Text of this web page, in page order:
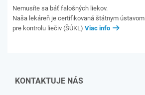
Nemusíte sa báť falošných liekov.
Naša lekáreň je certifikovaná štátnym ústavom
pre kontrolu liečiv (ŠÚKL) Viac info
KONTAKTUJE NÁS